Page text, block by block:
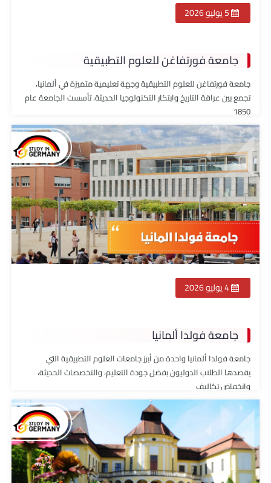
5 يوليو 2026
جامعة فورتفاغن للعلوم التطبيقية
جامعة فورتفاغن للعلوم التطبيقية وجهة تعليمية متميزة في ألمانيا،
تجمع بين عراقة التاريخ وابتكار التكنولوجيا الحديثة، تأسست الجامعة عام
1850
4 يوليو 2026
جامعة فولدا ألمانيا
جامعة فولدا ألمانيا واحدة من أبرز جامعات العلوم التطبيقية التي
يقصدها الطلاب الدوليون بفضل جودة التعليم، والتخصصات الحديثة،
وانخفاض تكاليف